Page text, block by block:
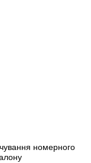
номерного